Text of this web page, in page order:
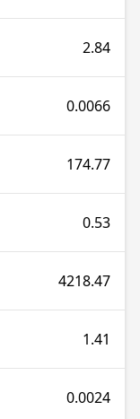
2.84
0.0066
174.77
0.53
4218.47
1.41
0.0024